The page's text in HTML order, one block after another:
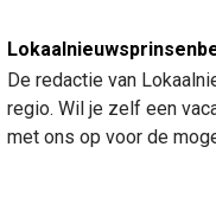
De redactie van
regio. Wil je zelf een
met ons op voor de